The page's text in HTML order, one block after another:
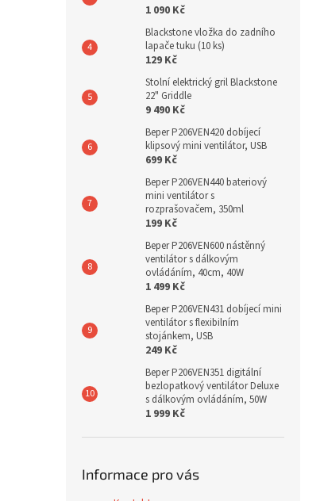
1 090 Kč
Blackstone vložka do zadního
lapače tuku (10 ks)
129 Kč
Stolní elektrický gril Blackstone
22" Griddle
9 490 Kč
Beper P206VEN420 dobíjecí
klipsový mini ventilátor, USB
699 Kč
Beper P206VEN440 bateriový
mini ventilátor s
rozprašovačem, 350ml
199 Kč
Beper P206VEN600 nástěnný
ventilátor s dálkovým
ovládáním, 40cm, 40W
1 499 Kč
Beper P206VEN431 dobíjecí mini
ventilátor s flexibilním
stojánkem, USB
249 Kč
Beper P206VEN351 digitální
bezlopatkový ventilátor Deluxe
s dálkovým ovládáním, 50W
1 999 Kč
Informace pro vás